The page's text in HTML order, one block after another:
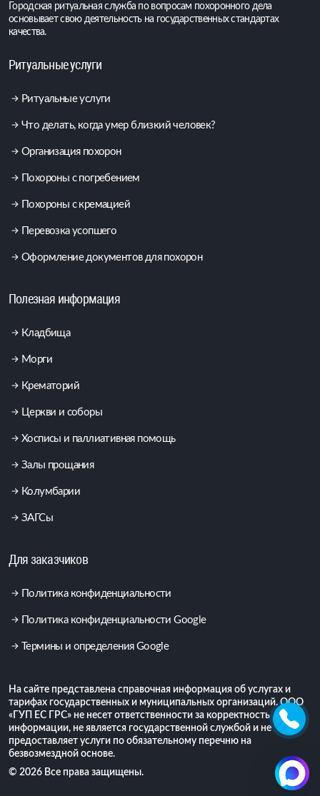
Городская ритуальная служба по вопросам похоронного дела
основывает свою деятельность на государственных стандартах
качества.
Ритуальные услуги
Ритуальные услуги
Что делать, когда умер близкий человек?
Организация похорон
Похороны с погребением
Похороны с кремацией
Перевозка усопшего
Оформление документов для похорон
Полезная информация
Кладбища
Морги
Крематорий
Церкви и соборы
Хосписы и паллиативная помощь
Залы прощания
Колумбарии
ЗАГСы
Для заказчиков
Политика конфиденциальности
Политика конфиденциальности Google
Термины и определения Google
На сайте представлена справочная информация об услугах и
тарифах государственных и муниципальных организаций. ООО
«ГУП ЕС ГРС» не несет ответственности за корректность
информации, не является государственной службой и не
предоставляет услуги по обязательному перечню на
безвозмездной основе.
© 2026 Все права защищены.